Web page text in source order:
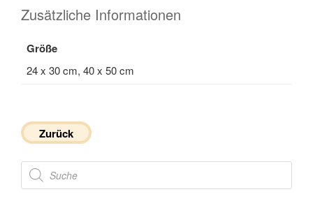
Zusätzliche Informationen
Größe
24 x 30 cm, 40 x 50 cm
Zurück
Products
search